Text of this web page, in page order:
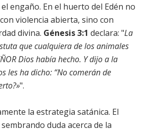
engaño. En el huerto del Edén no
violencia abierta, sino con
divina. Génesis 3:1 declara: "La
que cualquiera de los animales
Dios había hecho. Y dijo a la
les ha dicho: “No comerán de
".
la estrategia satánica. El
duda acerca de la